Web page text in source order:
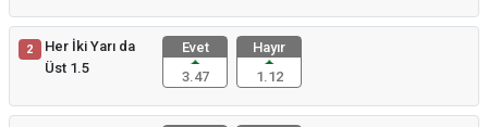
2
Her İki Yarı da
Üst 1.5
Evet
3.47
Hayır
1.12